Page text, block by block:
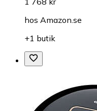
hos Amazon.se
+1 butik